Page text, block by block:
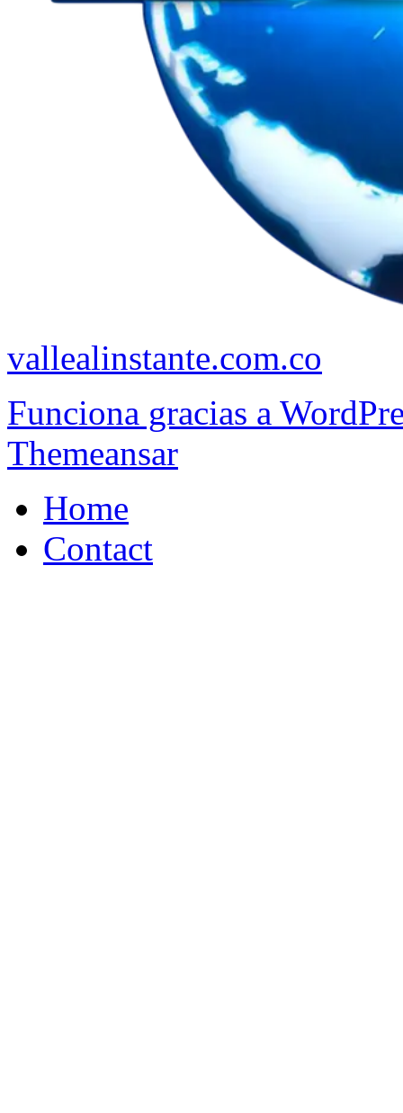
vallealinstante.com.co
Funciona gracias a
Themeansar
Home
Contact